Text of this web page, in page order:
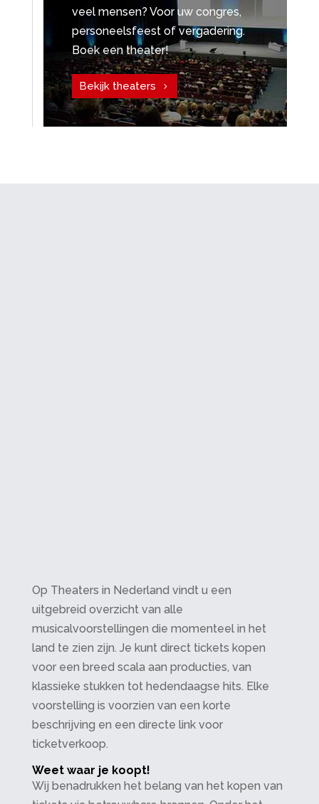
veel mensen? Voor uw congres,
personeelsfeest of vergadering.
Boek een theater!
Bekijk theaters
Op Theaters in Nederland vindt u een
uitgebreid overzicht van alle
musicalvoorstellingen die momenteel in het
land te zien zijn. Je kunt direct tickets kopen
voor een breed scala aan producties, van
klassieke stukken tot hedendaagse hits. Elke
voorstelling is voorzien van een korte
beschrijving en een directe link voor
ticketverkoop.
Weet waar je koopt!
Wij benadrukken het belang van het kopen van